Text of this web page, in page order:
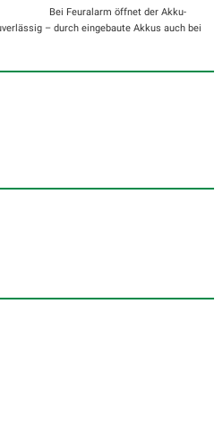
Bei Feuralarm öffnet der Akku-
– durch eingebaute Akkus auch bei